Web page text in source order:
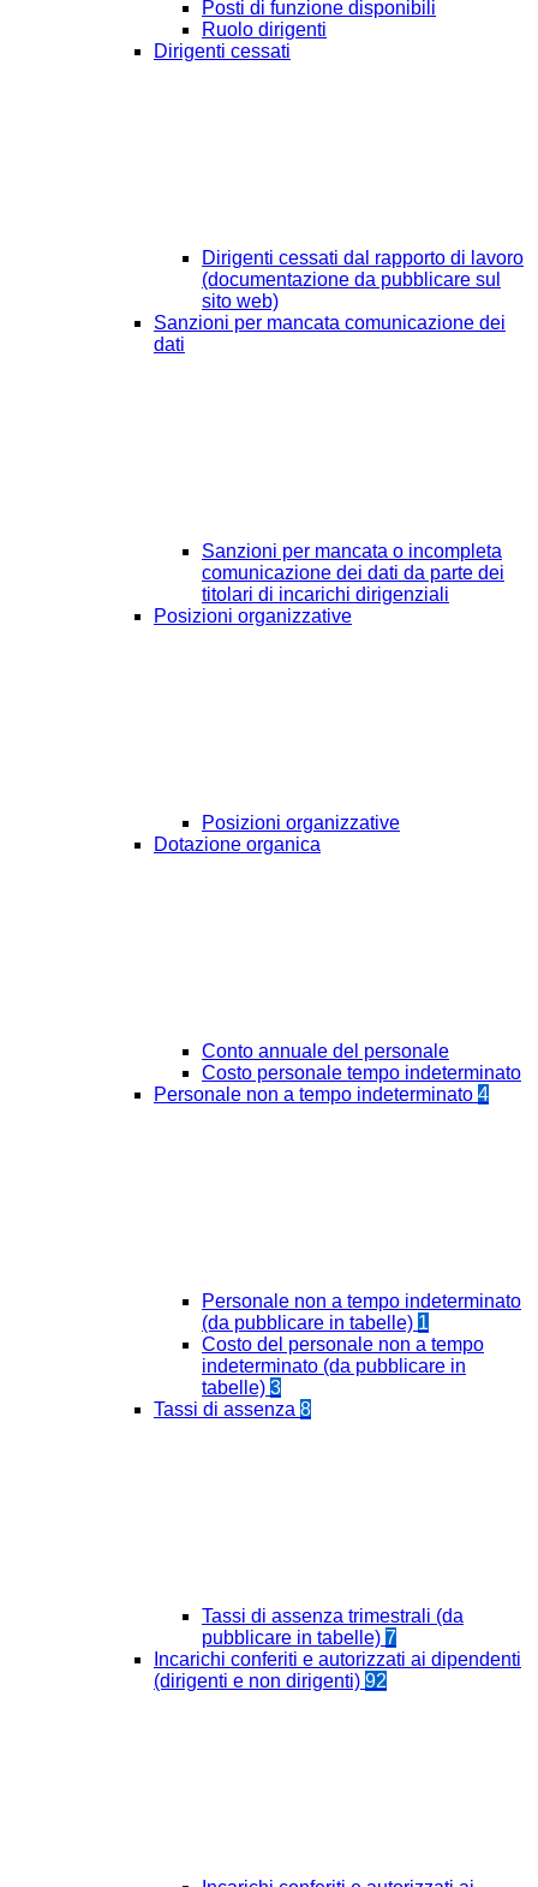
Posti di funzione disponibili
Ruolo dirigenti
Dirigenti cessati
Dirigenti cessati dal rapporto di lavoro
(documentazione da pubblicare sul
sito web)
Sanzioni per mancata comunicazione dei
dati
Sanzioni per mancata o incompleta
comunicazione dei dati da parte dei
titolari di incarichi dirigenziali
Posizioni organizzative
Posizioni organizzative
Dotazione organica
Conto annuale del personale
Costo personale tempo indeterminato
Personale non a tempo indeterminato 4
Personale non a tempo indeterminato
(da pubblicare in tabelle) 1
Costo del personale non a tempo
indeterminato (da pubblicare in
tabelle) 3
Tassi di assenza 8
Tassi di assenza trimestrali (da
pubblicare in tabelle) 7
Incarichi conferiti e autorizzati ai dipendenti
(dirigenti e non dirigenti) 92